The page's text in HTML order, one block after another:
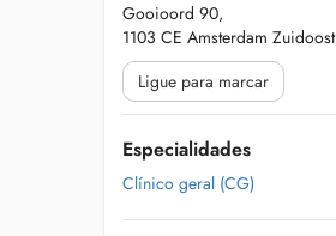
Gooioord 90,
1103 CE Amsterdam Zuidoost
Ligue para marcar
Especialidades
Clínico geral (CG)